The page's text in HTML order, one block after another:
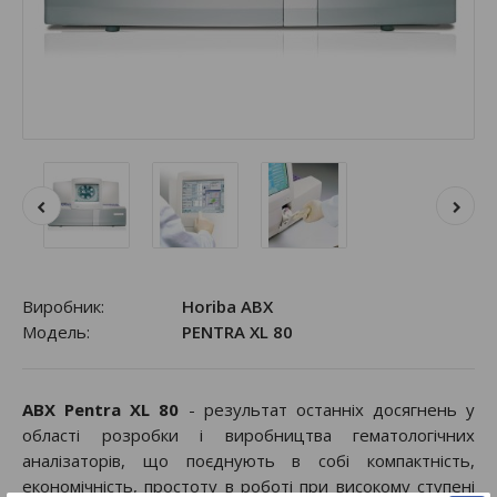
Виробник:
Horiba ABX
Модель:
PENTRA XL 80
ABX Pentra XL 80 - результат останніх досягнень у
області розробки і виробництва гематологічних
аналізаторів, що поєднують в собі компактність,
економічність, простоту в роботі при високому ступені